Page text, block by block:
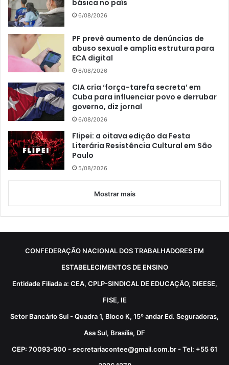
básica no país
6/08/2026
PF prevê aumento de denúncias de
abuso sexual e amplia estrutura para
ECA digital
6/08/2026
CIA cria ‘força-tarefa secreta’ em
Cuba para influenciar povo e derrubar
governo, diz jornal
6/08/2026
Flipei: a oitava edição da Festa
Literária Resistência Cultural em São
Paulo
5/08/2026
Mostrar mais
CONFEDERAÇÃO NACIONAL DOS TRABALHADORES EM
ESTABELECIMENTOS DE ENSINO
Entidade Filiada a: CEA, CPLP-SINDICAL DE EDUCAÇÃO, DIEESE,
FISE, IE
Setor Bancário Sul - Quadra 1, Bloco K, 15º andar Ed. Seguradoras,
Asa Sul, Brasília, DF
CEP: 70093-900 - secretariacontee@gmail.com.br - Tel: +55 61